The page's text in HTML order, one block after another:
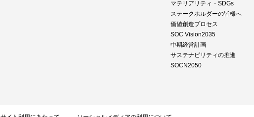
マテリアリティ・SDGs
ステークホルダーの皆様へ
価値創造プロセス
SOC Vision2035
中期経営計画
サステナビリティの推進
SOCN2050